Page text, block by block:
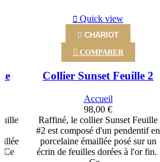
Ce
Quick view
 CHARIOT
 COMPARER
Collier Sunset Feuille 2
Accueil
98,00 €
Raffiné, le collier Sunset Feuille
#2 est composé d'un pendentif en
porcelaine émaillée posé sur un
écrin de feuilles dorées à l'or fin.